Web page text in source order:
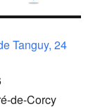
Tanguy, 24
de-Corcy